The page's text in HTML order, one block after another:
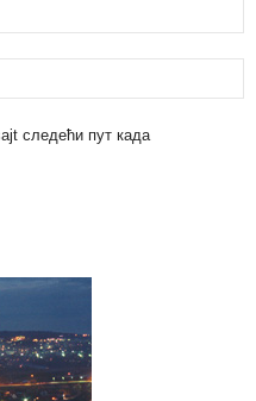
следећи пут када